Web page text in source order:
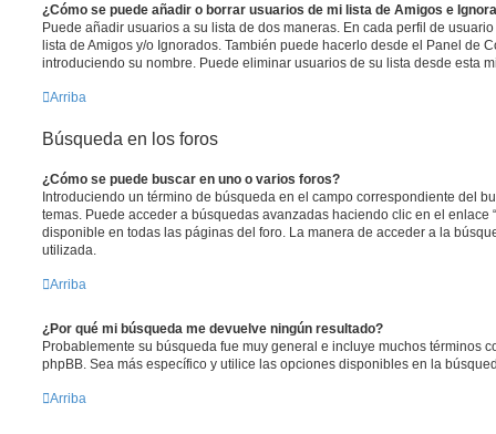
¿Cómo se puede añadir o borrar usuarios de mi lista de Amigos e
Puede añadir usuarios a su lista de dos maneras. En cada perfil de
lista de Amigos y/o Ignorados. También puede hacerlo desde el Panel de
introduciendo su nombre. Puede eliminar usuarios de su lista desde esta
Arriba
Búsqueda en los foros
¿Cómo se puede buscar en uno o varios foros?
Introduciendo un término de búsqueda en el campo correspondiente del
temas. Puede acceder a búsquedas avanzadas haciendo clic en el enlace
disponible en todas las páginas del foro. La manera de acceder a la
utilizada.
Arriba
¿Por qué mi búsqueda me devuelve ningún resultado?
Probablemente su búsqueda fue muy general e incluye muchos términos
phpBB. Sea más específico y utilice las opciones disponibles en la
Arriba